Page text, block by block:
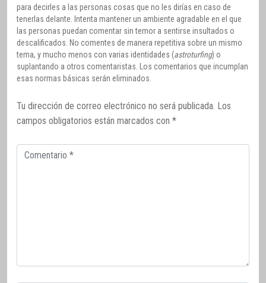
para decirles a las personas cosas que no les dirías en caso de
tenerlas delante. Intenta mantener un ambiente agradable en el que
las personas puedan comentar sin temor a sentirse insultados o
descalificados. No comentes de manera repetitiva sobre un mismo
tema, y mucho menos con varias identidades (astroturfing) o
suplantando a otros comentaristas. Los comentarios que incumplan
esas normas básicas serán eliminados.
Tu dirección de correo electrónico no será publicada. Los
campos obligatorios están marcados con *
Comentario